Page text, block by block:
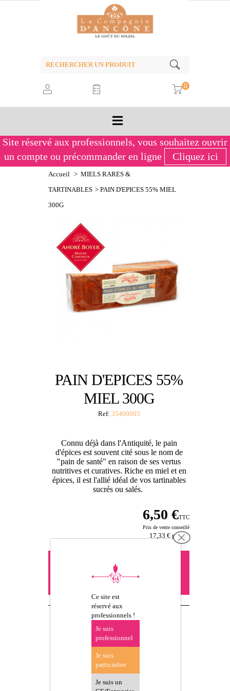
0
Site réservé aux professionnels, vous souhaitez ouvrir
un compte ou précommander en ligne
Cliquez ici
Accueil > MIELS RARES &
TARTINABLES > PAIN D'EPICES 55% MIEL
300G
PAIN D'EPICES 55%
MIEL 300G
Ref: 35400003
Connu déjà dans l'Antiquité, le pain
d'épices est souvent cité sous le nom de
"pain de santé" en raison de ses vertus
nutritives et curatives. Riche en miel et en
épices, il est l'allié idéal de vos tartinables
sucrés ou salés.
6,50 €TTC
Prix de vente conseillé
17,33 € par kg
Vous devez être connecté pour
précommander -
ou créer un compte
D'AUTRES
Ce site est
réservé aux
professionnels !
Je suis
professionnel
Je suis
particiulier
Je suis un